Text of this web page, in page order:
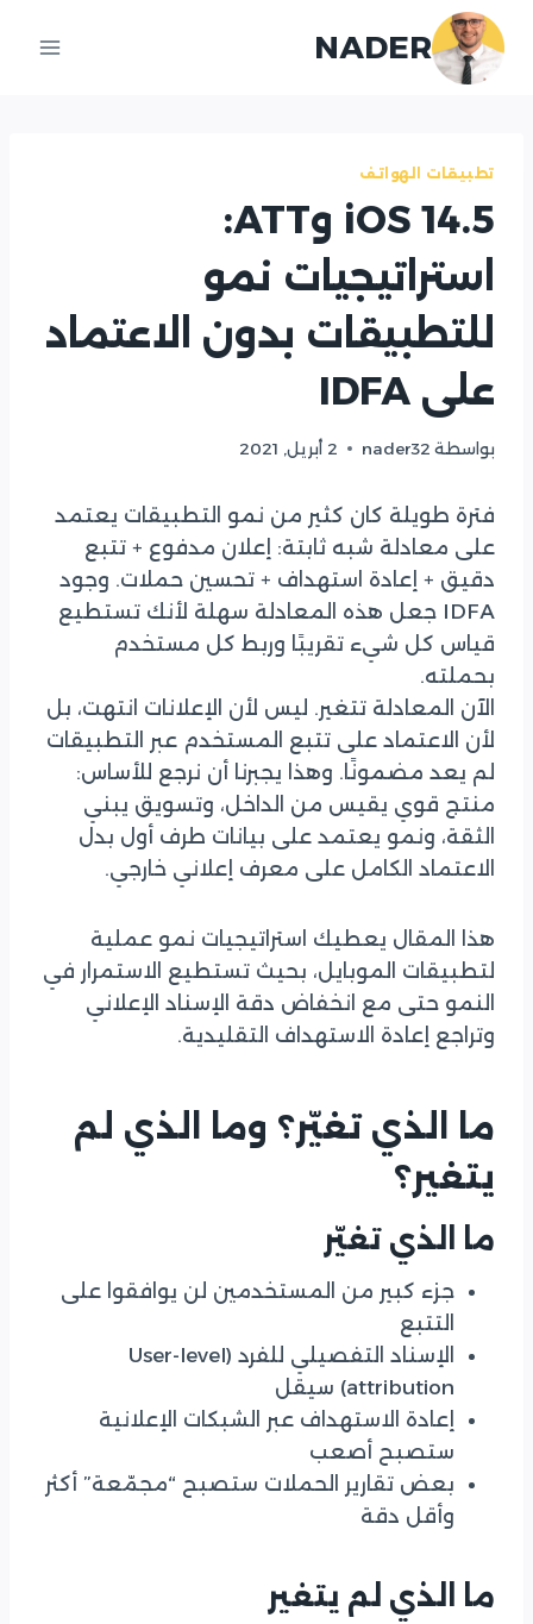
التجاوز
إلى
المحتوى
NADER
تطبيقات الهواتف
iOS 14.5 وATT:
استراتيجيات نمو
للتطبيقات بدون الاعتماد
على IDFA
بواسطة nader32 2 أبريل, 2021
فترة طويلة كان كثير من نمو التطبيقات يعتمد
على معادلة شبه ثابتة: إعلان مدفوع + تتبع
دقيق + إعادة استهداف + تحسين حملات. وجود
IDFA جعل هذه المعادلة سهلة لأنك تستطيع
قياس كل شيء تقريبًا وربط كل مستخدم
بحملته.
الآن المعادلة تتغير. ليس لأن الإعلانات انتهت، بل
لأن الاعتماد على تتبع المستخدم عبر التطبيقات
لم يعد مضمونًا. وهذا يجبرنا أن نرجع للأساس:
منتج قوي يقيس من الداخل، وتسويق يبني
الثقة، ونمو يعتمد على بيانات طرف أول بدل
الاعتماد الكامل على معرف إعلاني خارجي.
هذا المقال يعطيك استراتيجيات نمو عملية
لتطبيقات الموبايل، بحيث تستطيع الاستمرار في
النمو حتى مع انخفاض دقة الإسناد الإعلاني
وتراجع إعادة الاستهداف التقليدية.
ما الذي تغيّر؟ وما الذي لم
يتغير؟
ما الذي تغيّر
جزء كبير من المستخدمين لن يوافقوا على
التتبع
الإسناد التفصيلي للفرد (User-level
attribution) سيقل
إعادة الاستهداف عبر الشبكات الإعلانية
ستصبح أصعب
بعض تقارير الحملات ستصبح “مجمّعة” أكثر
وأقل دقة
ما الذي لم يتغير